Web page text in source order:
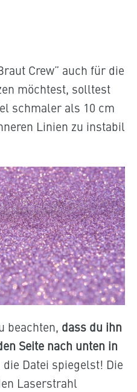
Crew” auch für die
möchtest, solltest
schmaler als 10 cm
Linien zu instabil
beachten, dass du ihn
Seite nach unten in
Datei spiegelst! Die
Laserstrahl